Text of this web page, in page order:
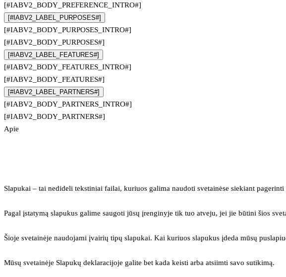
[#IABV2_BODY_PREFERENCE_INTRO#]
[#IABV2_LABEL_PURPOSES#]
[#IABV2_BODY_PURPOSES_INTRO#]
[#IABV2_BODY_PURPOSES#]
[#IABV2_LABEL_FEATURES#]
[#IABV2_BODY_FEATURES_INTRO#]
[#IABV2_BODY_FEATURES#]
[#IABV2_LABEL_PARTNERS#]
[#IABV2_BODY_PARTNERS_INTRO#]
[#IABV2_BODY_PARTNERS#]
Apie
Slapukai – tai nedideli tekstiniai failai, kuriuos galima naudoti svetainėse siekiant
Pagal įstatymą slapukus galime saugoti jūsų įrenginyje tik tuo atveju, jei jie būtini šios
Šioje svetainėje naudojami įvairių tipų slapukai. Kai kuriuos slapukus įdeda mūsų
Mūsų svetainėje Slapukų deklaracijoje galite bet kada keisti arba atsiimti savo sutikimą.